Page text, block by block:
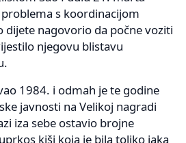
s koordinacijom
dijete nagovorio da počne voziti
njegovu blistavu
1984. i odmah je te godine
javnosti na Velikoj nagradi
iza sebe ostavio brojne
kiši koja je bila toliko jaka